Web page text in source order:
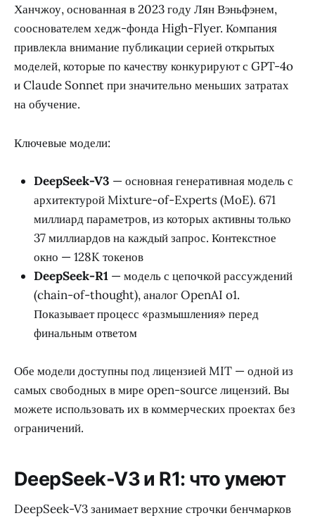
Ханчжоу, основанная в 2023 году Лян Вэньфэнем,
сооснователем хедж-фонда High-Flyer. Компания
привлекла внимание публикации серией открытых
моделей, которые по качеству конкурируют с GPT-4o
и Claude Sonnet при значительно меньших затратах
на обучение.
Ключевые модели:
DeepSeek-V3 — основная генеративная модель с
архитектурой Mixture-of-Experts (MoE). 671
миллиард параметров, из которых активны только
37 миллиардов на каждый запрос. Контекстное
окно — 128K токенов
DeepSeek-R1 — модель с цепочкой рассуждений
(chain-of-thought), аналог OpenAI o1.
Показывает процесс «размышления» перед
финальным ответом
Обе модели доступны под лицензией MIT — одной из
самых свободных в мире open-source лицензий. Вы
можете использовать их в коммерческих проектах без
ограничений.
DeepSeek-V3 и R1: что умеют
DeepSeek-V3 занимает верхние строчки бенчмарков